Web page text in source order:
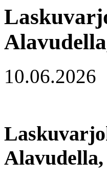
10.06.2026